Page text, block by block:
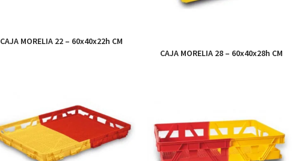
CAJA MORELIA 22 – 60x40x22h CM
CAJA MORELIA 28 – 60x40x28h CM